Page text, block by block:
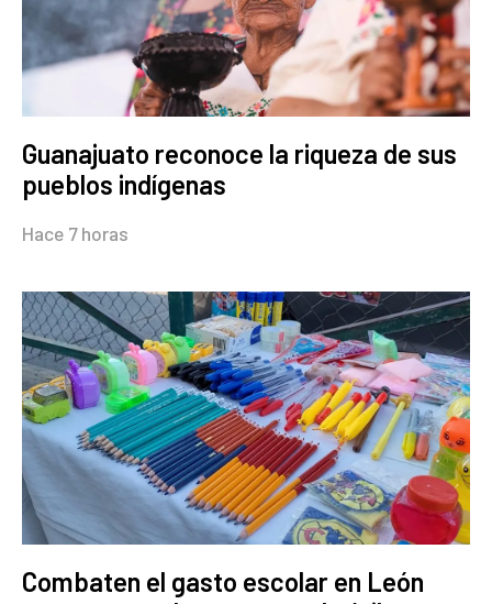
Guanajuato reconoce la riqueza de sus
pueblos indígenas
Hace 7 horas
Combaten el gasto escolar en León